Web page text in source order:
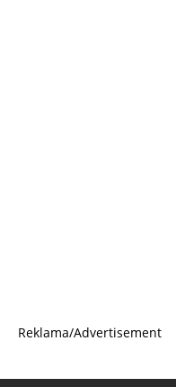
Reklama/Advertisement